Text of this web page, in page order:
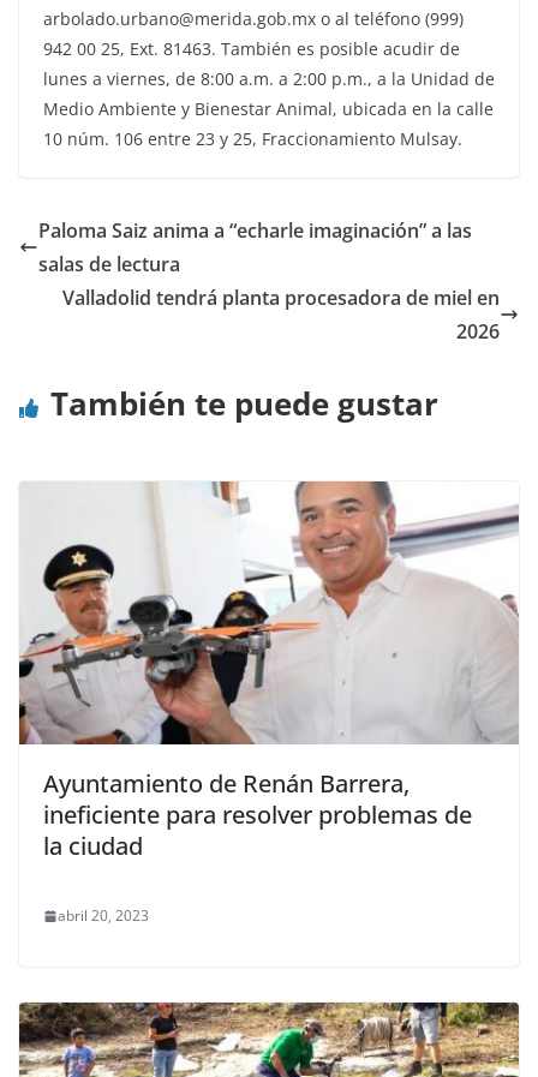
arbolado.urbano@merida.gob.mx o al teléfono (999)
942 00 25, Ext. 81463. También es posible acudir de
lunes a viernes, de 8:00 a.m. a 2:00 p.m., a la Unidad de
Medio Ambiente y Bienestar Animal, ubicada en la calle
10 núm. 106 entre 23 y 25, Fraccionamiento Mulsay.
Paloma Saiz anima a “echarle imaginación” a las
salas de lectura
Valladolid tendrá planta procesadora de miel en
2026
También te puede gustar
Ayuntamiento de Renán Barrera,
ineficiente para resolver problemas de
la ciudad
abril 20, 2023